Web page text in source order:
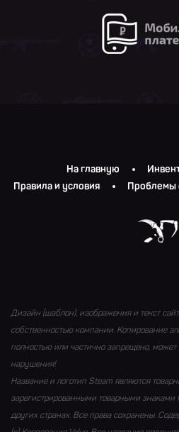
На главную
Правила и условия
Проблемы
Дизайн (шаблон), изображения и текст
собственностью компании. Копирование
полностью или частично запрещено, может
нарушения!
Название и логотип Steam являются
зарегистрированными товарными
других странах. Все права сохранены.